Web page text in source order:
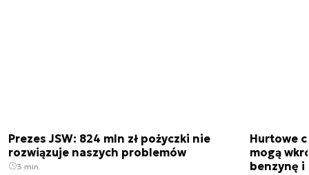
Prezes JSW: 824 mln zł pożyczki nie
rozwiązuje naszych problemów
3 min.
Hurtowe
mogą
benzynę i